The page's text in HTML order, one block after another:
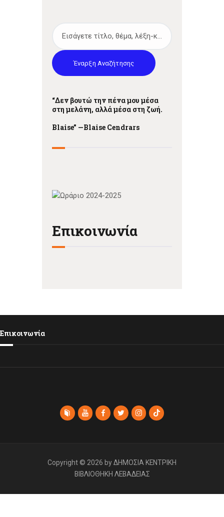
Έναρξη Αναζήτησης
“Δεν βουτώ την πένα μου μέσα
στη μελάνη, αλλά μέσα στη ζωή.
Blaise” —Blaise Cendrars
Επικοινωνία
Επικοινωνία
Copyright © 2026 by ΔΗΜΟΣΙΑ ΚΕΝΤΡΙΚΗ
ΒΙΒΛΙΟΘΗΚΗ ΛΕΒΑΔΕΙΑΣ